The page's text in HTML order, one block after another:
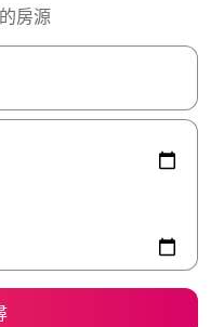
房源
下箭頭，或輕點、滑動裝置。